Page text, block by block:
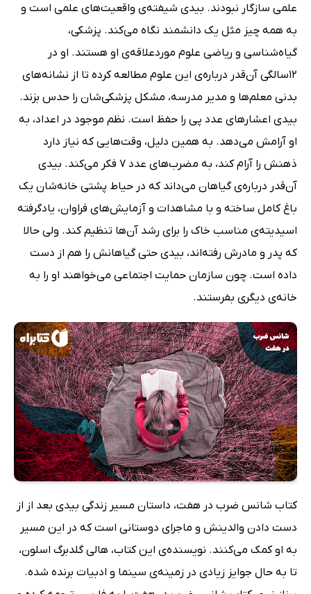
علمی سازگار نبودند. بیدی شیفته‌ی واقعیت‌های علمی است و
به همه چیز مثل یک دانشمند نگاه می‌کند. پزشکی،
گیاه‌شناسی و ریاضی علوم موردعلاقه‌ی او هستند. او در
12سالگی آن‌قدر درباره‌ی این علوم مطالعه کرده تا از نشانه‌های
بدنی معلم‌ها و مدیر مدرسه، مشکل پزشکی‌شان را حدس بزند.
بیدی اعشارهای عدد پی را حفظ است. نظم موجود در اعداد، به
او آرامش می‌دهد. به همین دلیل، وقت‌هایی که نیاز دارد
ذهنش را آرام کند، به مضرب‌های عدد 7 فکر می‌کند. بیدی
آن‌قدر درباره‌ی گیاهان می‌داند که در حیاط پشتی خانه‌شان یک
باغ کامل ساخته و با مشاهدات و آزمایش‌های فراوان، یادگرفته
اسیدیته‌ی مناسب خاک را برای رشد آن‌ها تنظیم کند. ولی حالا
که پدر و مادرش رفته‌اند، بیدی حتی گیاهانش را هم از دست
داده‌ است. چون سازمان حمایت اجتماعی می‌خواهند او را به
خانه‌ی دیگری بفرستند.
کتاب شانس ضرب در هفت، داستان مسیر زندگی بیدی بعد از از
دست دادن والدینش و ماجرای دوستانی است که در این مسیر
به او کمک می‌کنند. نویسنده‌ی این کتاب، هالی گلدبرگ اسلون،
تا به حال جوایز زیادی در زمینه‌ی سینما و ادبیات برنده شده.